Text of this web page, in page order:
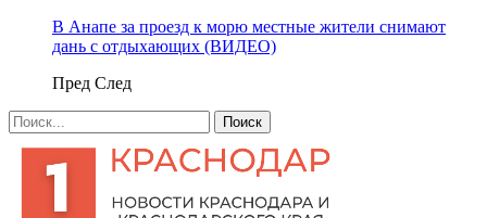
В Анапе за проезд к морю местные жители снимают
дань с отдыхающих (ВИДЕО)
Пред След